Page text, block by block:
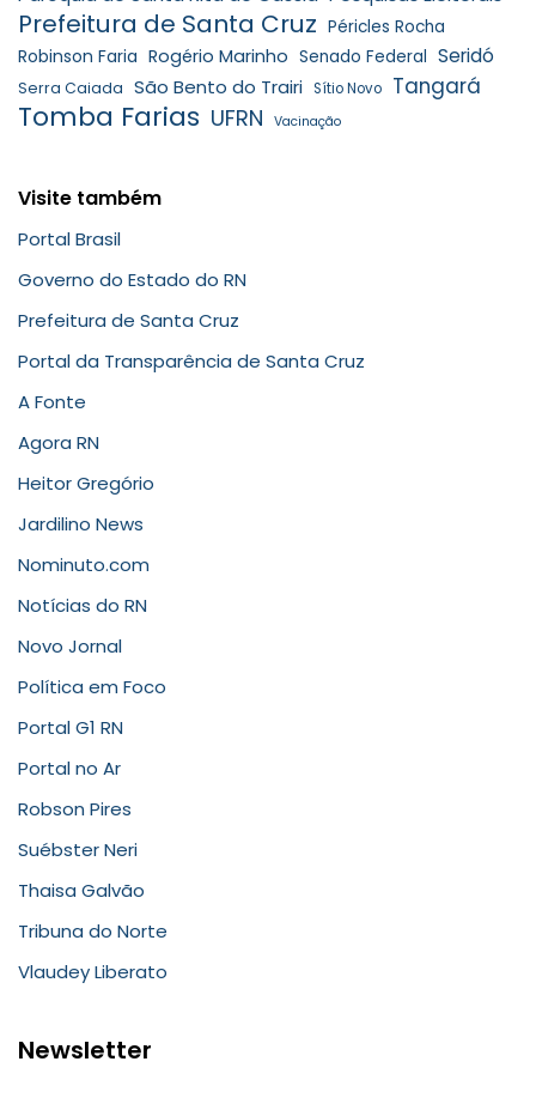
Prefeitura de Santa Cruz Péricles Rocha
Robinson Faria Rogério Marinho Senado Federal Seridó
Serra Caiada São Bento do Trairi Sítio Novo Tangará
Tomba Farias UFRN Vacinação
Visite também
Portal Brasil
Governo do Estado do RN
Prefeitura de Santa Cruz
Portal da Transparência de Santa Cruz
A Fonte
Agora RN
Heitor Gregório
Jardilino News
Nominuto.com
Notícias do RN
Novo Jornal
Política em Foco
Portal G1 RN
Portal no Ar
Robson Pires
Suébster Neri
Thaisa Galvão
Tribuna do Norte
Vlaudey Liberato
Newsletter